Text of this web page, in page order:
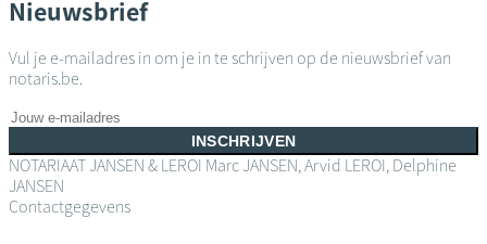
Nieuwsbrief
Vul je e-mailadres in om je in te schrijven op de nieuwsbrief van
notaris.be.
INSCHRIJVEN
NOTARIAAT JANSEN & LEROI Marc JANSEN, Arvid LEROI, Delphine
JANSEN
Contactgegevens